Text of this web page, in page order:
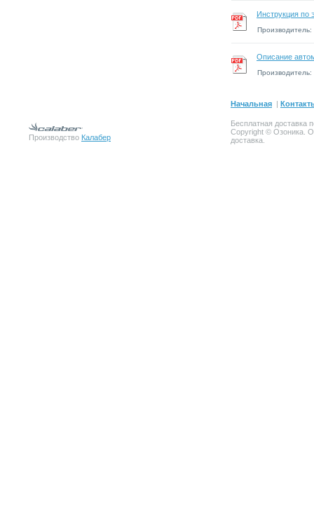
Инструкция по
Производитель:
Описание
Производитель:
Начальная |
Производство Калабер
Бесплатная доставка
Copyright © Озоника.
доставка.